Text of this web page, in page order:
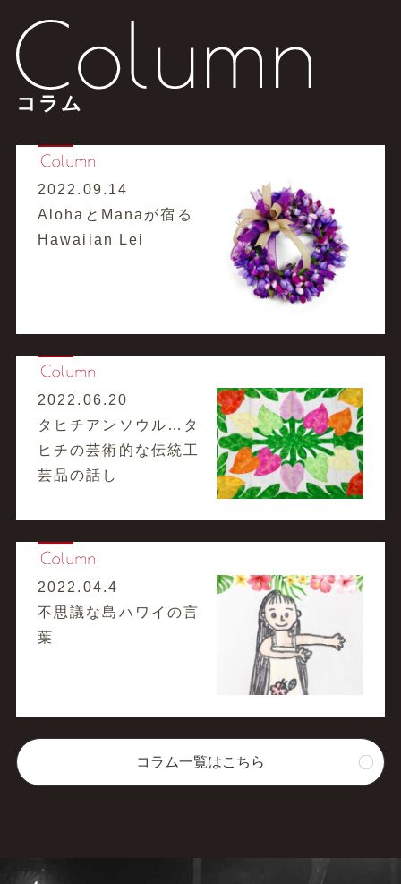
コラム
2022.09.14
AlohaとManaが宿る
Hawaiian Lei
2022.06.20
タヒチアンソウル…タ
ヒチの芸術的な伝統工
芸品の話し
2022.04.4
不思議な島ハワイの言
葉
コラム一覧はこちら